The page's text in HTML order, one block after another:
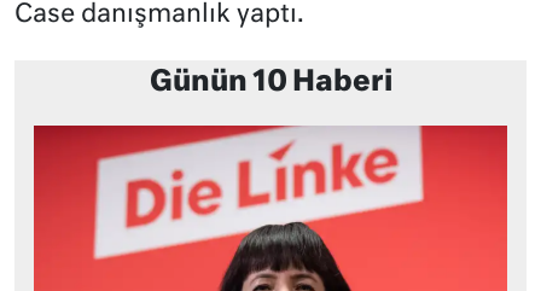
Case danışmanlık yaptı.
Günün 10 Haberi